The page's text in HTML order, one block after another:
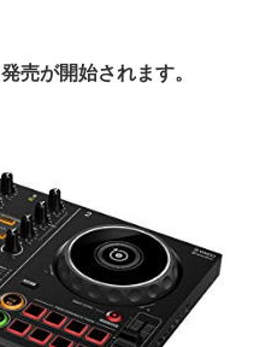
売が開始されます。